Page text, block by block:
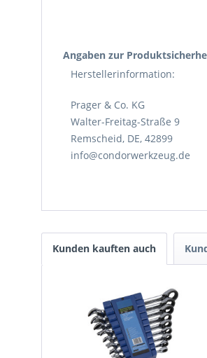
Angaben zur
Herstellerinformation:
Prager & Co. KG
Walter-Freitag-Straße 9
Remscheid, DE, 42899
info@condorwerkzeug.de
Kunden kauften auch